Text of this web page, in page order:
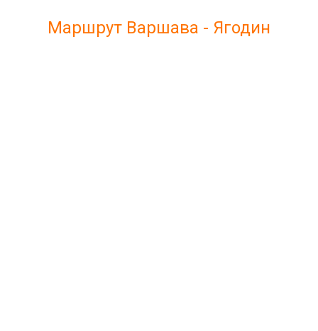
Маршрут Варшава - Ягодин